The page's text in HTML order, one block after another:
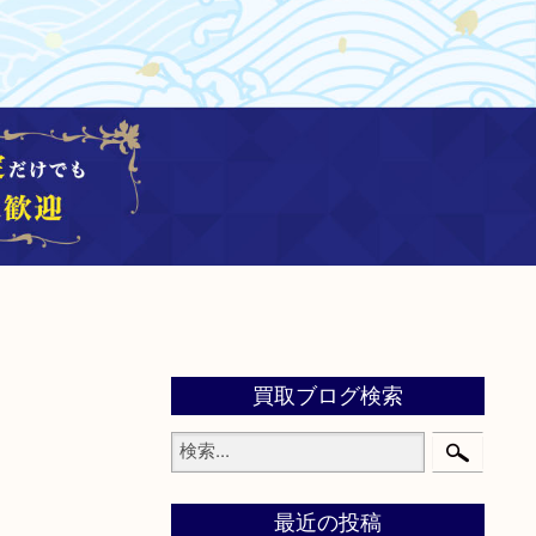
買取ブログ検索
最近の投稿